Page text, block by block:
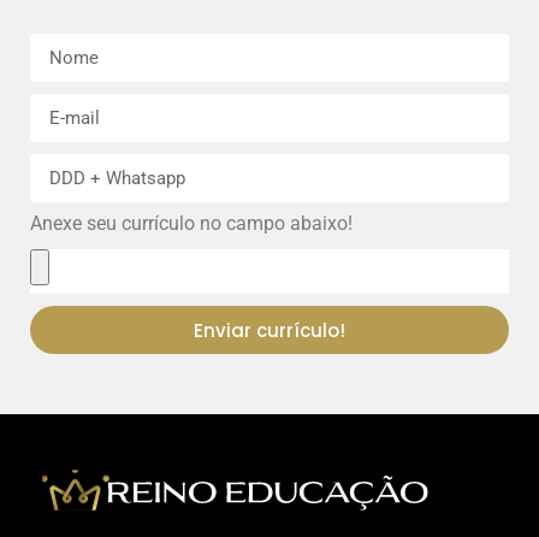
Anexe seu currículo no campo abaixo!
Enviar currículo!